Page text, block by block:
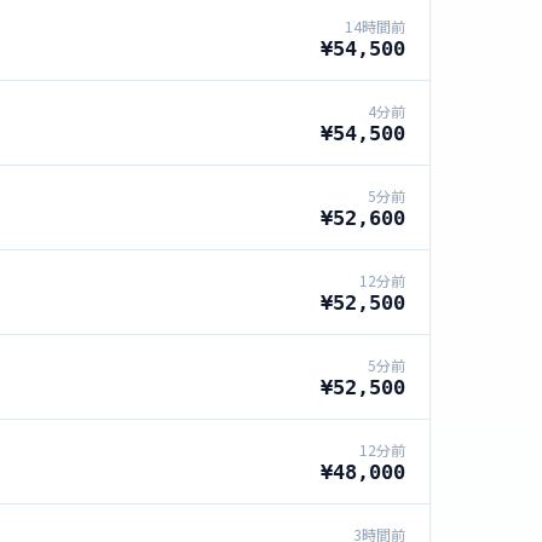
14時間前
¥54,500
4分前
¥54,500
5分前
¥52,600
12分前
¥52,500
5分前
¥52,500
12分前
¥48,000
3時間前